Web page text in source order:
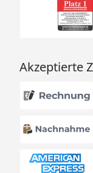
Akzeptierte